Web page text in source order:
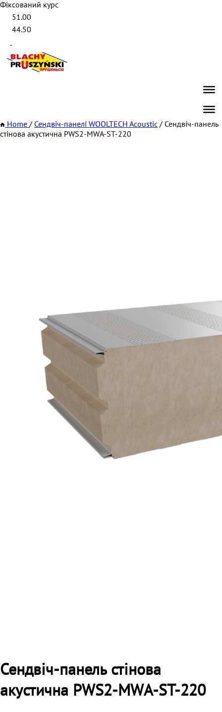
Фіксований курс
51.00
44.50
Home / Сендвіч-панелі WOOLTECH Acoustic / Сендвіч-панель
стінова акустична PWS2-MWА-ST-220
Сендвіч-панель стінова
акустична PWS2-MWА-ST-220